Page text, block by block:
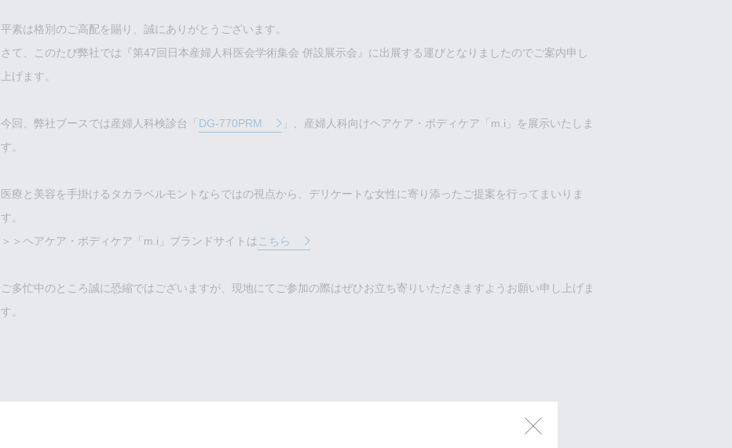
平素は格別のご高配を賜り、誠にありがとうございます。
さて、このたび弊社では『第47回日本産婦人科医会学術集会 併設展示会』に出展する運びとなりましたのでご案内申し
上げます。
今回、弊社ブースでは産婦人科検診台「 DG-770PRM
」、産婦人科向けヘアケア・ボディケア「m.i」を展示いたしま
す。
医療と美容を手掛けるタカラベルモントならではの視点から、デリケートな女性に寄り添ったご提案を行ってまいりま
す。
＞＞ヘアケア・ボディケア「m.i」ブランドサイトは こちら
ご多忙中のところ誠に恐縮ではございますが、現地にてご参加の際はぜひお立ち寄りいただきますようお願い申し上げま
す。